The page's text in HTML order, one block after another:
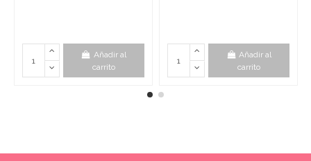
Añadir al
carrito
Añadir al
carrito